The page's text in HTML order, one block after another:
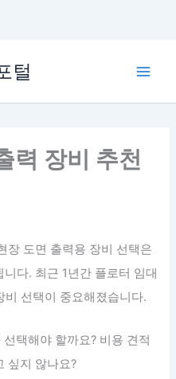
털
력 장비 추천
장 도면 출력용 장비 선택은
다. 최근 1년간 플로터 임대
비 선택이 중요해졌습니다.
선택해야 할까요? 비용 견적
싶지 않나요?